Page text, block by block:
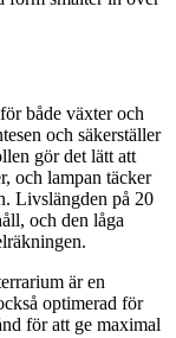
både växter och
och säkerställer
gör det lätt att
och lampan täcker
Livslängden på 20
och den låga
är en
optimerad för
för att ge maximal